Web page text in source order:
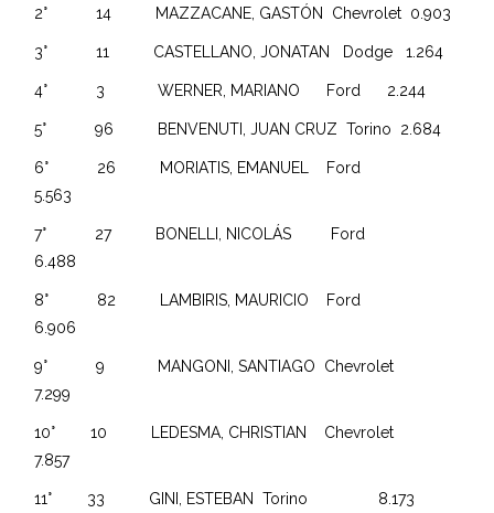
2° 14 MAZZACANE, GASTÓN Chevrolet 0.903
3° 11 CASTELLANO, JONATAN Dodge 1.264
4° 3 WERNER, MARIANO Ford 2.244
5° 96 BENVENUTI, JUAN CRUZ Torino 2.684
6° 26 MORIATIS, EMANUEL Ford
5.563
7° 27 BONELLI, NICOLÁS Ford
6.488
8° 82 LAMBIRIS, MAURICIO Ford
6.906
9° 9 MANGONI, SANTIAGO Chevrolet
7.299
10° 10 LEDESMA, CHRISTIAN Chevrolet
7.857
11° 33 GINI, ESTEBAN Torino 8.173